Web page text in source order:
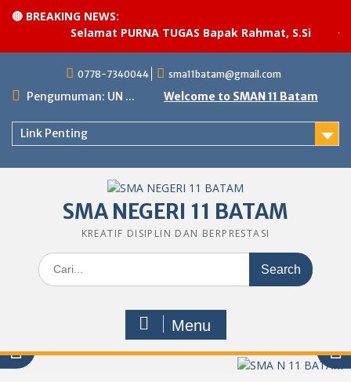
🔴 BREAKING NEWS:
Selamat PURNA TUGAS Bapak Rahmat, S.Si
content
0778-7340044 sma11batam@gmail.com
Pengumuman: UN ... Welcome to SMAN 11 Batam
Link Penting
SMA NEGERI 11 BATAM
KREATIF DISIPLIN DAN BERPRESTASI
Search
for:
Menu